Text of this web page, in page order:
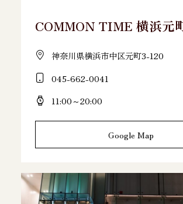
COMMON TIME 横浜元
神奈川県横浜市中区元町3-120
045-662-0041
11:00～20:00
Google Map